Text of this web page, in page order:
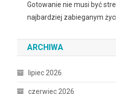
Gotowanie nie musi być
najbardziej zabieganym
ARCHIWA
lipiec 2026
czerwiec 2026